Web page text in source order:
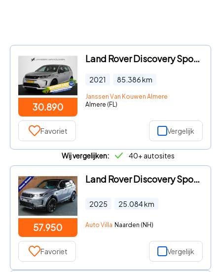
30.890
Land Rover Discovery Sport - P300e 1.5 R-Dynamic SE Leder Achteruitrijcamera Apple CarPla
2021 85.386km
Janssen Van Kouwen Almere
Almere (FL)
Favoriet Vergelijk
Wij vergelijken: 40+ autosites
57.950
Land Rover Discovery Sport - 1.5 P270e PHEV Panodak Leer Navi Camera PDC LM velgen Elektr
2025 25.084km
Auto Villa Naarden (NH)
Favoriet Vergelijk